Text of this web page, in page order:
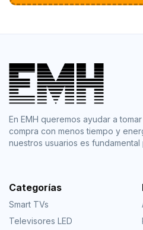
En EMH queremos ayudar a
compra con menos tiempo y
nuestros usuarios es
Categorías
Smart TVs
Televisores LED